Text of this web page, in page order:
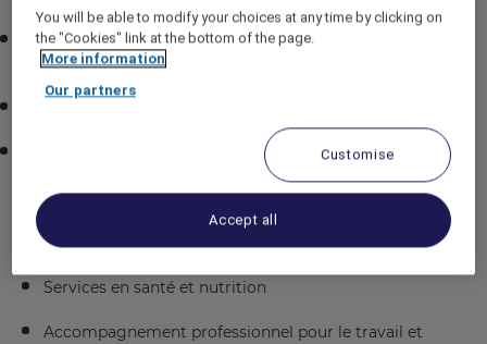
Plan d’assurances concurrentiel, majoritairement
payé par l’employeur.
Programme d’aide aux employés
(PAE) offert
Soutien en santé mentale
Conseils juridiques et financiers
Services en santé et nutrition
Accompagnement professionnel pour le travail et
You will be able to modify your choices at any time by clicking on
the "Cookies" link at the bottom of the page.
More information
Our partners
Customise
Accept all